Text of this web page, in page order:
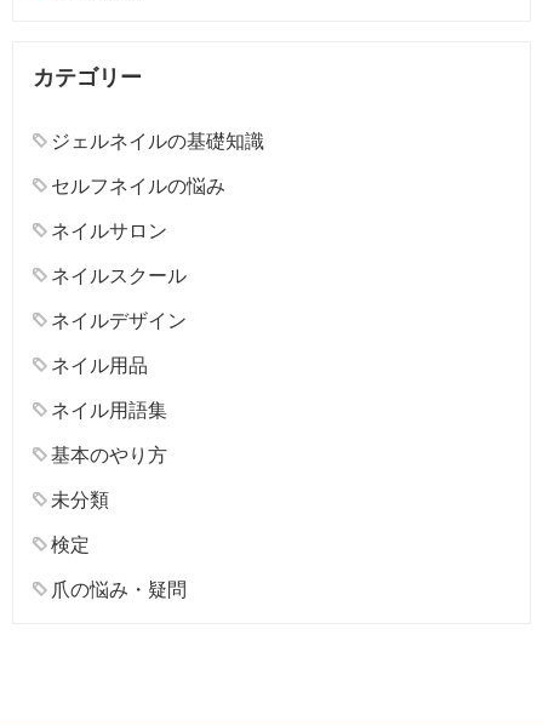
カテゴリー
ジェルネイルの基礎知識
セルフネイルの悩み
ネイルサロン
ネイルスクール
ネイルデザイン
ネイル用品
ネイル用語集
基本のやり方
未分類
検定
爪の悩み・疑問